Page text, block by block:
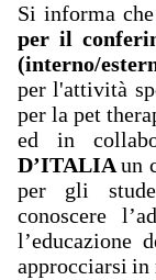
Si informa
per il
(interno/
per l'attività
per la pet
ed in
D’ITALIAun
per gli
conoscere
l’educazione
approcciarsi in